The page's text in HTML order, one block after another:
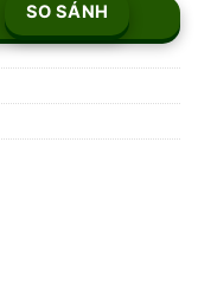
SO SÁNH